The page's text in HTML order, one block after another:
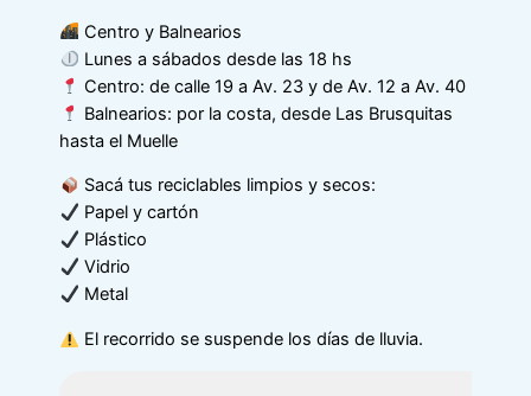
Centro y Balnearios
Lunes a sábados desde las 18 hs
Centro: de calle 19 a Av. 23 y de Av. 12 a Av. 40
Balnearios: por la costa, desde Las Brusquitas
hasta el Muelle
Sacá tus reciclables limpios y secos:
Papel y cartón
Plástico
Vidrio
Metal
El recorrido se suspende los días de lluvia.